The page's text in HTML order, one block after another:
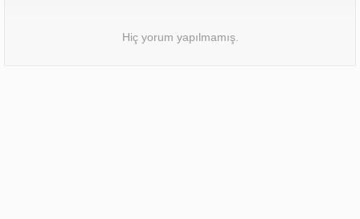
Hiç yorum yapılmamış.